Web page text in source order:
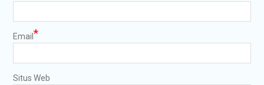
Email*
Situs Web